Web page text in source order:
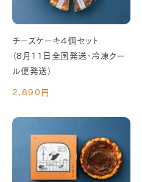
チーズケーキ４個セット
（8月11日全国発送・冷凍クー
ル便発送）
2,890円